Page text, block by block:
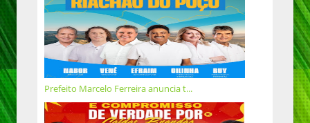
Prefeito Marcelo Ferreira anuncia t...